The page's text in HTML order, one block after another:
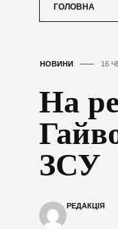
ГОЛОВНА
НОВИНИ 16
На
ЗСУ
РЕДАКЦІЯ